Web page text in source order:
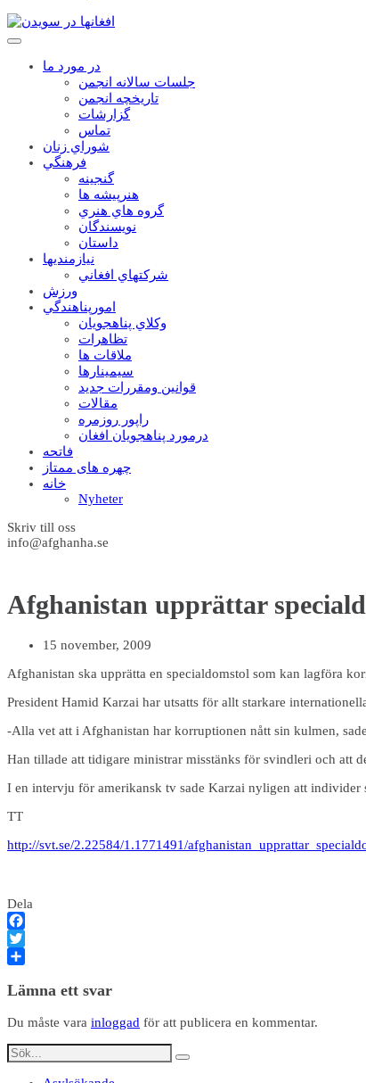
در مورد ما
جلسات سالانه انجمن
تاریخچه انجمن
گزارشات
تماس
شوراي زنان
فرهنگي
گنجينه
هنرپيشه ها
گروه هاي هنري
نويسندگان
داستان
نيازمنديها
شرکتهاي افغاني
ورزش
امورپناهندگي
وکلاي پناهجويان
تظاهرات
ملاقات ها
سيمينارها
قوانين ومقررات جديد
مقالات
راپور روزمره
درمورد پناهجويان افغان
فاتحه
چهره های ممتاز
خانه
Nyheter
Skriv till oss
info@afghanha.se
Afghanistan upprättar
15 november, 2009
Afghanistan ska upprätta en specialdomstol som kan lagföra
President Hamid Karzai har utsatts för allt starkare
-Alla vet att i Afghanistan har korruptionen nått sin kulmen,
Han tillade att tidigare ministrar misstänks för svindleri och att
I en intervju för amerikansk tv sade Karzai nyligen att
TT
http://svt.se/2.22584/1.1771491/
Dela
Facebook
Twitter
Lämna ett svar
Du måste vara inloggad för att publicera en kommentar.